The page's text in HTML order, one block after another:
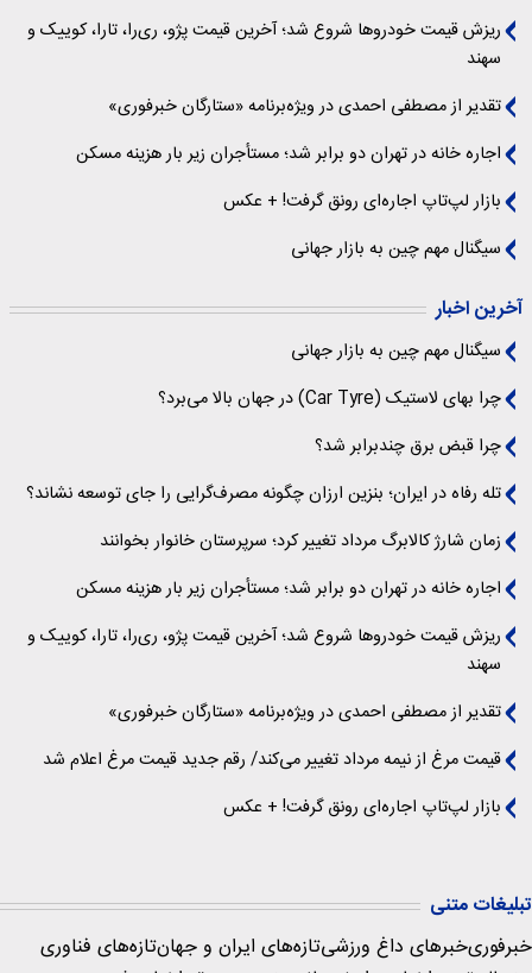
ریزش قیمت خودروها شروع شد؛ آخرین قیمت پژو، ری‌را، تارا، کوییک و
سهند
تقدیر از مصطفی احمدی در ویژه‌برنامه «ستارگان خبرفوری»
اجاره خانه در تهران دو برابر شد؛ مستأجران زیر بار هزینه مسکن
بازار لپ‌تاپ اجاره‌ای رونق گرفت! + عکس
سیگنال‌ مهم چین به بازار جهانی
آخرین اخبار
سیگنال‌ مهم چین به بازار جهانی
چرا بهای لاستیک (Car Tyre) در جهان بالا می‌برد؟
چرا قبض برق چندبرابر شد؟
تله رفاه در ایران؛ بنزین ارزان چگونه مصرف‌گرایی را جای توسعه نشاند؟
زمان شارژ کالابرگ مرداد تغییر کرد؛ سرپرستان خانوار بخوانند
اجاره خانه در تهران دو برابر شد؛ مستأجران زیر بار هزینه مسکن
ریزش قیمت خودروها شروع شد؛ آخرین قیمت پژو، ری‌را، تارا، کوییک و
سهند
تقدیر از مصطفی احمدی در ویژه‌برنامه «ستارگان خبرفوری»
قیمت مرغ از نیمه مرداد تغییر می‌کند/ رقم جدید قیمت مرغ اعلام شد
بازار لپ‌تاپ اجاره‌ای رونق گرفت! + عکس
تبلیغات متنی
خبرفوریخبرهای داغ ورزشیتازه‌های ایران و جهانتازه‌های فناوری